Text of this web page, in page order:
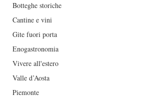
Botteghe storiche
Cantine e vini
Gite fuori porta
Enogastronomia
Vivere all'estero
Valle d’Aosta
Piemonte